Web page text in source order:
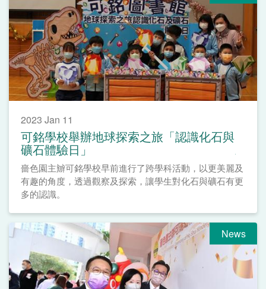
2023 Jan 11
可銘學校舉辦地球探索之旅「認識化石與
礦石體驗日」
嗇色園主辧可銘學校早前進行了跨學科活動，以更美麗及
有趣的角度，透過觀察及探索，讓學生對化石與礦石有更
多的認識。
News